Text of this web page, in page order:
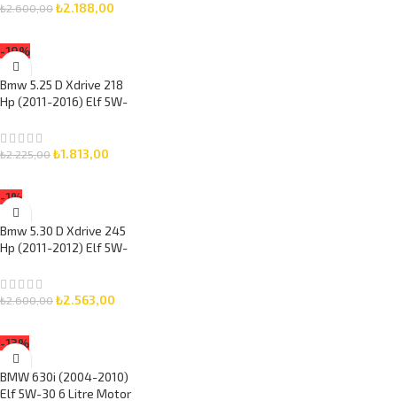
₺2.600,00₺2.188,00
-19%
Bmw 5.25 D Xdrive 218
Hp (2011-2016) Elf 5W-
Bakım Seti 3 Parça Set
₺2.225,00₺1.813,00
-1%
Bmw 5.30 D Xdrive 245
Hp (2011-2012) Elf 5W-
Bakım Seti 3 Parça Set
₺2.600,00₺2.563,00
-13%
BMW 630i (2004-2010)
Elf 5W-30 6 Litre Motor